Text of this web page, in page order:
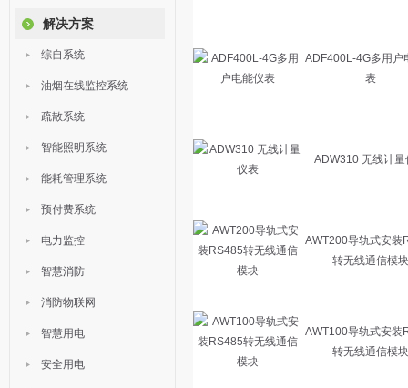
解决方案
综自系统
油烟在线监控系统
疏散系统
智能照明系统
能耗管理系统
预付费系统
电力监控
智慧消防
消防物联网
智慧用电
安全用电
ADF400L-4G多用户
表
ADW310 无线计量
AWT200导轨式安装
转无线通信模块
AWT100导轨式安装
转无线通信模块